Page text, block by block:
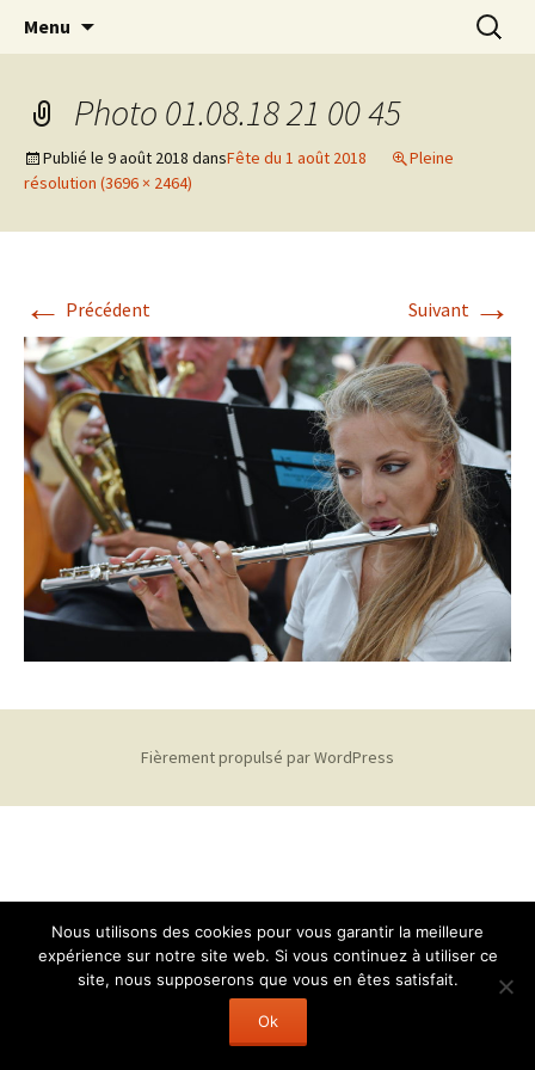
Menu
Photo 01.08.18 21 00 45
Publié le 9 août 2018 dansFête du 1 août 2018
Pleine
résolution (3696 × 2464)
← Précédent Suivant →
Fièrement propulsé par WordPress
Nous utilisons des cookies pour vous garantir la meilleure
expérience sur notre site web. Si vous continuez à utiliser ce
site, nous supposerons que vous en êtes satisfait.
Ok